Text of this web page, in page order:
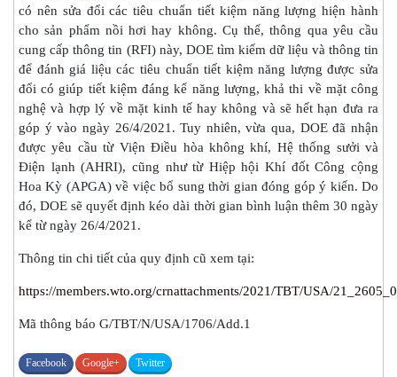
có nên sửa đổi các tiêu chuẩn tiết kiệm năng lượng hiện hành
cho sản phẩm nồi hơi hay không. Cụ thể, thông qua yêu cầu
cung cấp thông tin (RFI) này, DOE tìm kiếm dữ liệu và thông tin
để đánh giá liệu các tiêu chuẩn tiết kiệm năng lượng được sửa
đổi có giúp tiết kiệm đáng kể năng lượng, khả thi về mặt công
nghệ và hợp lý về mặt kinh tế hay không và sẽ hết hạn đưa ra
góp ý vào ngày 26/4/2021. Tuy nhiên, vừa qua, DOE đã nhận
được yêu cầu từ Viện Điều hòa không khí, Hệ thống sưởi và
Điện lạnh (AHRI), cũng như từ Hiệp hội Khí đốt Công cộng
Hoa Kỳ (APGA) về việc bổ sung thời gian đóng góp ý kiến. Do
đó, DOE sẽ quyết định kéo dài thời gian bình luận thêm 30 ngày
kể từ ngày 26/4/2021.
Thông tin chi tiết của quy định cũ xem tại:
https://members.wto.org/crnattachments/2021/TBT/USA/
Mã thông báo G/TBT/N/USA/1706/Add.1
Facebook Google+ Twitter